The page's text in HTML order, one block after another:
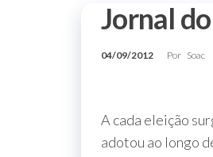
Jornal
04/09/2012 Por Soac
A cada eleição
adotou ao longo